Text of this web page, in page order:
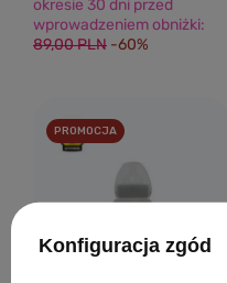
okresie 30 dni przed
wprowadzeniem obniżki:
89,00 PLN -60%
PROMOCJA
Konfiguracja zgód